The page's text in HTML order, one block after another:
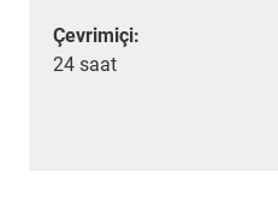
Çevrimiçi:
24 saat